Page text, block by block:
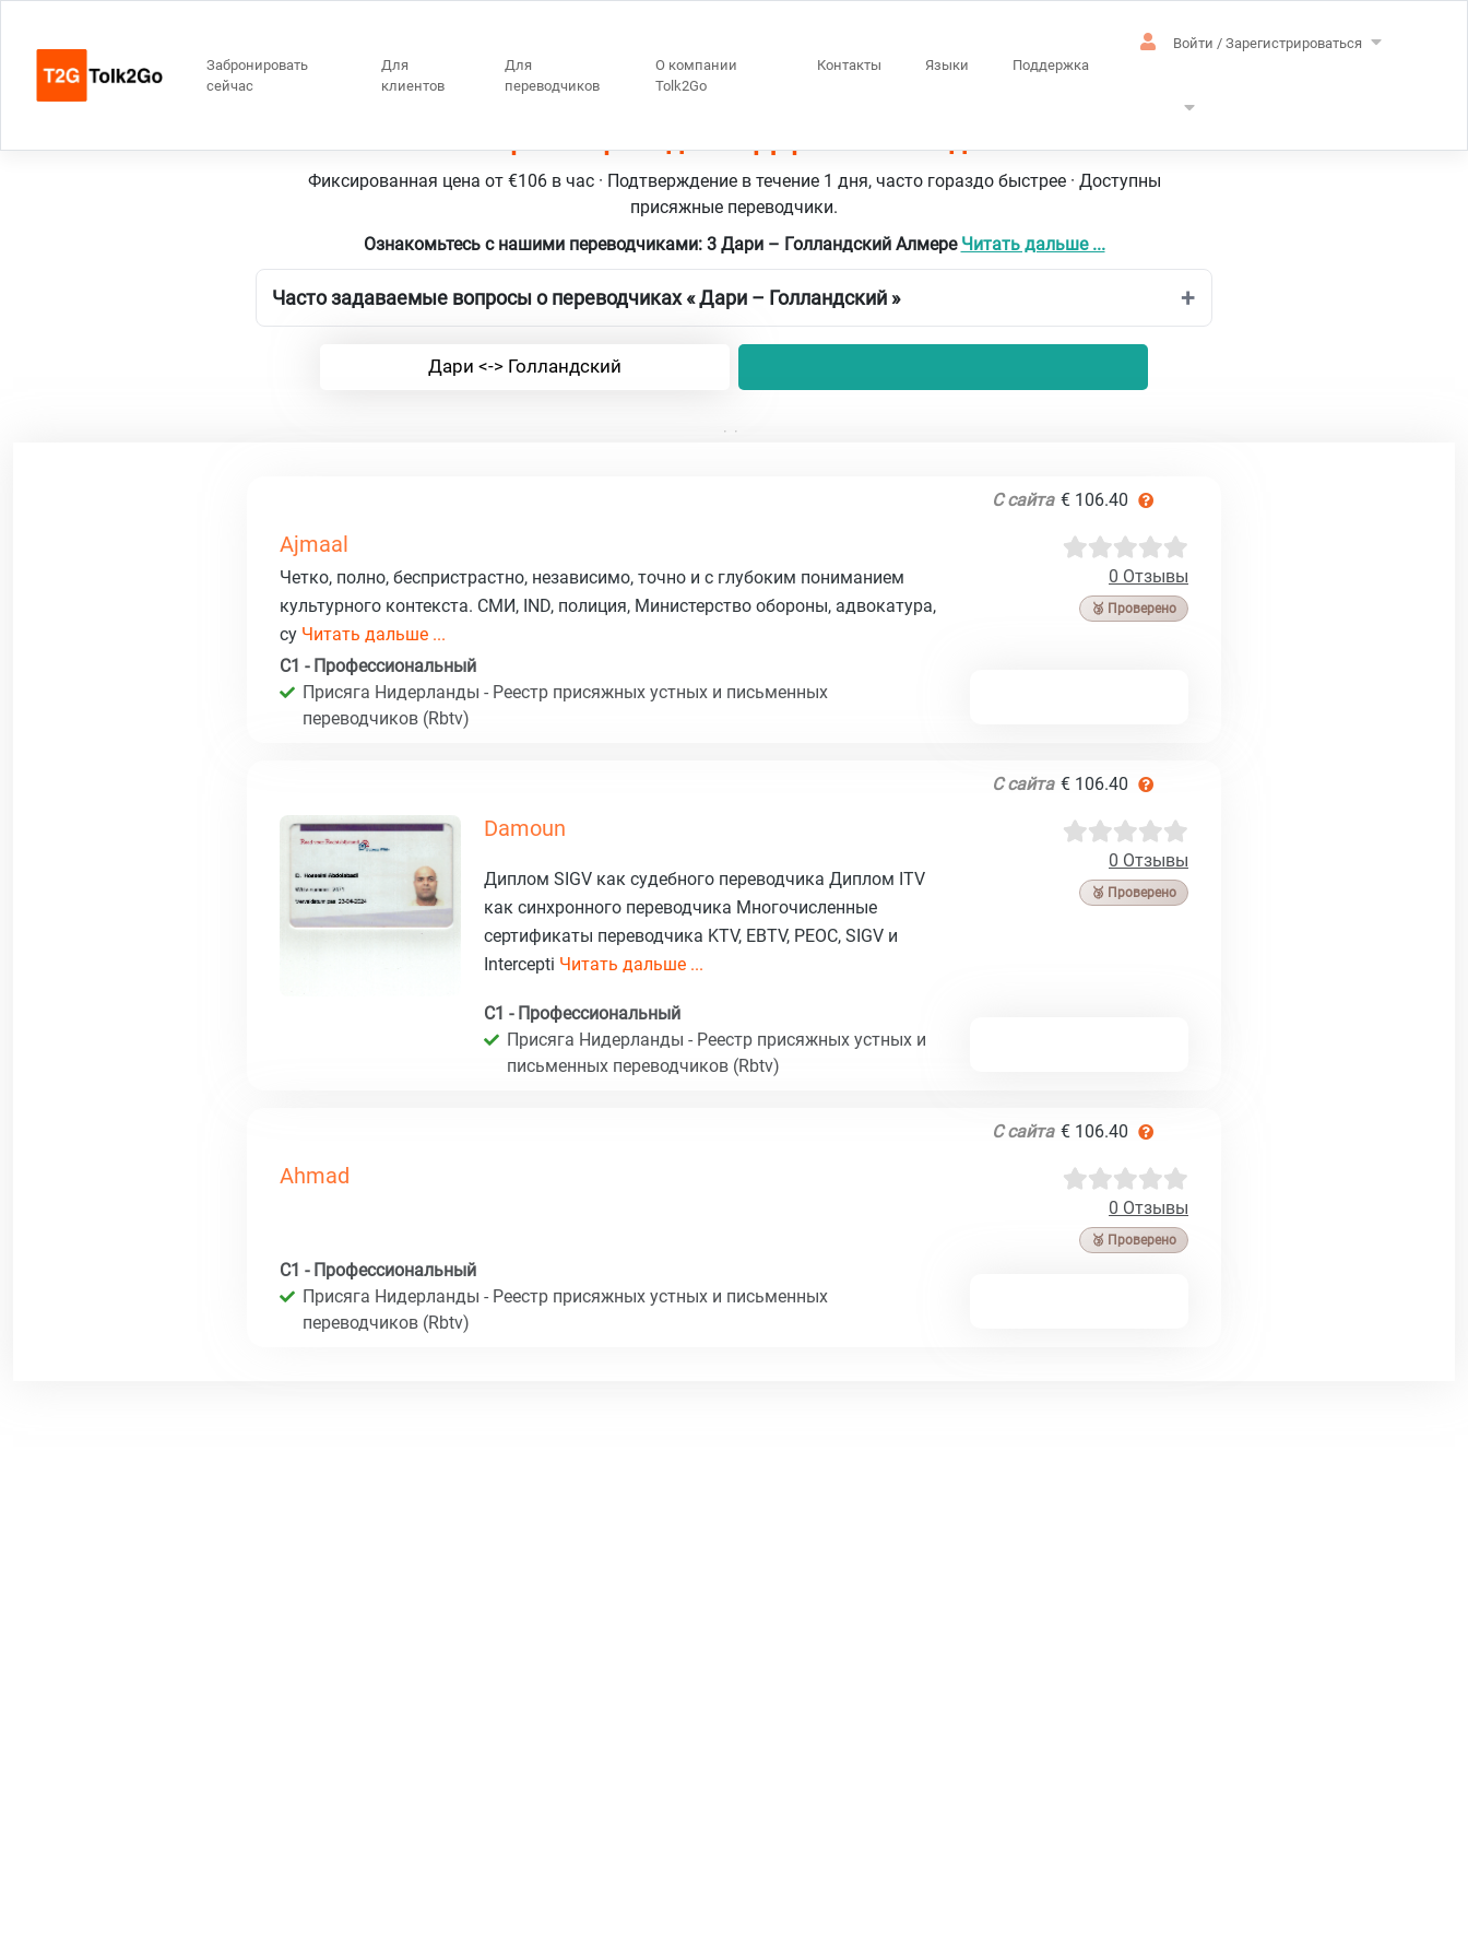
Забронировать
сейчас
Для
клиентов
Для
переводчиков
О компании
Tolk2Go
Контакты Языки Поддержка
Войти / Зарегистрироваться
Фиксированная цена от €106 в час · Подтверждение в течение 1 дня, часто гораздо быстрее · Доступны
присяжные переводчики.
Ознакомьтесь с нашими переводчиками: 3 Дари – Голландский Алмере Читать дальше ...
Часто задаваемые вопросы о переводчиках « Дари – Голландский »
Дари <-> Голландский
С сайта € 106.40
Ajmaal
0 Отзывы
🥉 Проверено
Четко, полно, беспристрастно, независимо, точно и с глубоким пониманием
культурного контекста. СМИ, IND, полиция, Министерство обороны, адвокатура,
су Читать дальше ...
C1 - Профессиональный
Присяга Нидерланды - Реестр присяжных устных и письменных
переводчиков (Rbtv)
С сайта € 106.40
Damoun
0 Отзывы
🥉 Проверено
Диплом SIGV как судебного переводчика Диплом ITV
как синхронного переводчика Многочисленные
сертификаты переводчика KTV, EBTV, PEOC, SIGV и
Intercepti Читать дальше ...
C1 - Профессиональный
Присяга Нидерланды - Реестр присяжных устных и
письменных переводчиков (Rbtv)
С сайта € 106.40
Ahmad
0 Отзывы
🥉 Проверено
C1 - Профессиональный
Присяга Нидерланды - Реестр присяжных устных и письменных
переводчиков (Rbtv)